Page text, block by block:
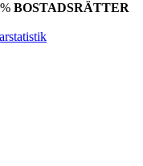
BOSTADSRÄTTER